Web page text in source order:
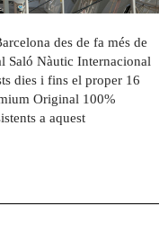
des de fa més de
Saló Nàutic Internacional
dies i fins el proper 16
Original 100%
a aquest